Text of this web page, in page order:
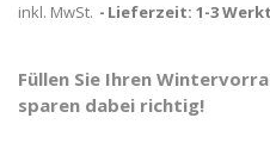
inkl. MwSt. Lieferzeit: 1-3
Füllen Sie Ihren
sparen dabei richtig!